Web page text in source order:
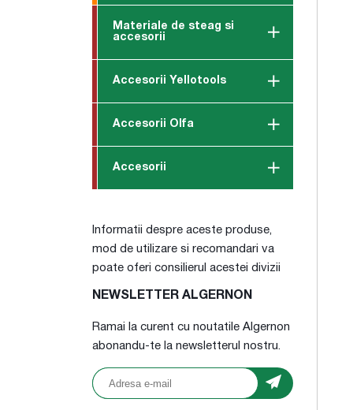
Materiale de steag si
accesorii
Accesorii Yellotools
Accesorii Olfa
Accesorii
Informatii despre aceste produse,
mod de utilizare si recomandari va
poate oferi consilierul acestei divizii
NEWSLETTER ALGERNON
Ramai la curent cu noutatile Algernon
abonandu-te la newsletterul nostru.